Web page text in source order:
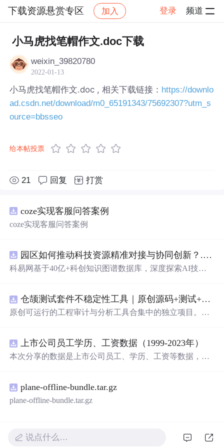
下载资源悬赏专区 加入 登录 频道
社区 下载资源悬赏专区 帖子详情
小马虎找笔帽作文.doc下载
weixin_39820780
2022-01-13
小马虎找笔帽作文.doc , 相关下载链接： https://downlo
ad.csdn.net/download/m0_65191343/75692307?utm_s
ource=bbsseo
给本帖投票
21 回复 打赏
coze实现客服问答案例
coze实现客服问答案例
园区如何推动科技资源精准对接与协同创新？.
doc
科易网基于40亿+科创知识图谱数据库，深度探索AI技术
新领域的AI+数智化解决方案，推动科技创新与产业创新
智能化发展。
仓颉测试套件不稳定性工具｜原创源码+测试+离线报告
原创可运行的工程审计与分析工具合集中的独立项目。每
VG 报告、1080×720 运行效果图、README、运行说明、
MIT License 与原创授权声明。零第三方运行依赖，不包含
教学演示与二次开发。运行方法：Node.js 18+ 下执行 npm
test 与 npm run report，或启动静态服务器打开 index.html。
上市公司员工学历、工资数据（1999-2023年）
本次分享的数据是上市公司员工、学历、工资等数据，包
有所帮助 一、数据介绍 数据名称：上市公司员工学历、工
资数据 数据范围：A股上市公司 数据年份：1999-2023年
上市状态 员工人数 男性人数 女性人数 研究生及以上 本科
plane-offline-bundle.tar.gz
plane-offline-bundle.tar.gz
说点什么…